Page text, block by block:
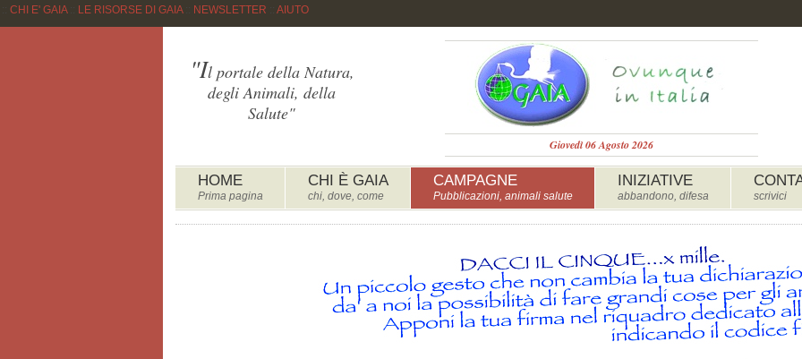
CHI E' GAIA:: LE RISORSE DI GAIA:: NEWSLETTER AIUTO
Giovedì 06 Agosto 2026
HOME
Prima pagina
CHI È GAIA
chi, dove, come
CAMPAGNE
Pubblicazioni, animali salute
INIZIATIVE
abbandono, difesa scrivici
"Il portale della Natura,
degli Animali, della
Salute"